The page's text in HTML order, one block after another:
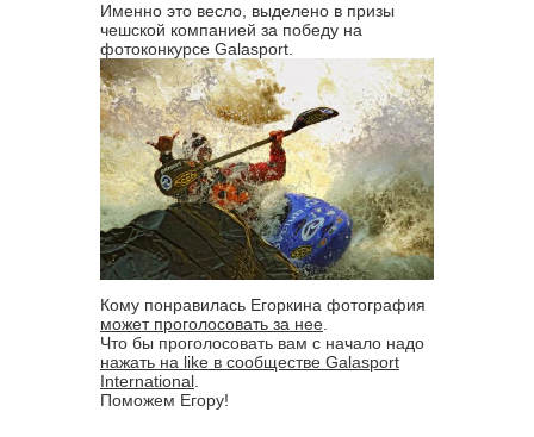
Именно это весло, выделено в призы
чешской компанией за победу на
фотоконкурсе Galasport.
Кому понравилась Егоркина фотография
может проголосовать за нее.
Что бы проголосовать вам с начало надо
нажать на like в сообществе Galasport
International.
Поможем Егору!